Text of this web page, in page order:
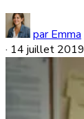
par Emma
· 14 juillet 2019